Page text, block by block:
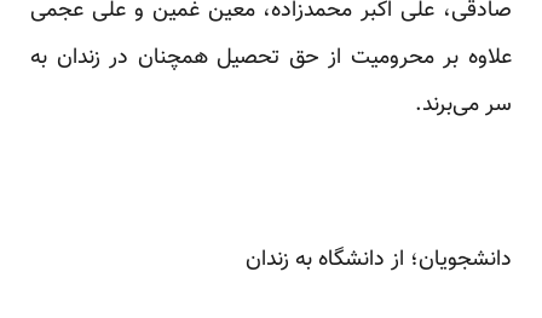
صادقی، علی اکبر محمد‌زاده، معین غمین و علی عجمی
علاوه بر محرومیت از حق تحصیل همچنان در زندان به
سر می‌برند.
دانشجویان؛ از دانشگاه به زندان